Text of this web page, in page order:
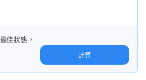
佳狀態。
計算